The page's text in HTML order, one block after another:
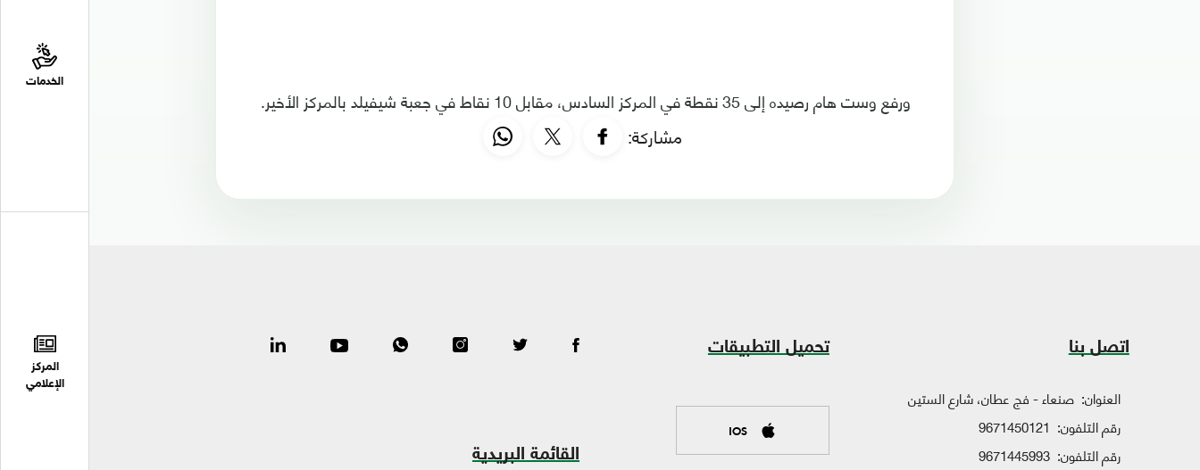
الخدمات
المركز
الإعلامي
ورفع وست هام رصيده إلى 35 نقطة في المركز السادس، مقابل 10 نقاط في جعبة شيفيلد بالمركز الأخير.
مشاركة:
اتصل بنا
العنوان: صنعاء - فج عطان، شارع الستين
رقم التلفون: 9671450121
رقم التلفون: 9671445993
تحميل التطبيقات
IOS
القائمة البريدية